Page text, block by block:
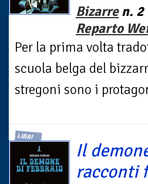
Bizarren. 2
Reparto
Per la prima volta
scuola belga del
stregoni sono i
LIBRI
Il
racconti